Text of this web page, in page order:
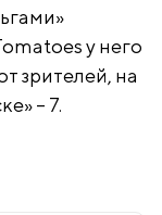
у него
зрителей, на
– 7.